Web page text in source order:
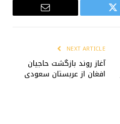
Twitter
Email
NEXT ARTICLE
آغاز روند بازگشت حاجیان
افغان از عربستان سعودی